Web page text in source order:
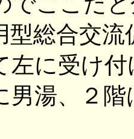
型総合交
左に受け
男湯、２